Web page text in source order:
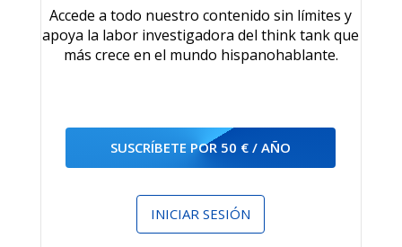
Accede a todo nuestro contenido sin límites y
apoya la labor investigadora del think tank que
más crece en el mundo hispanohablante.
SUSCRÍBETE POR 50 € / AÑO
INICIAR SESIÓN